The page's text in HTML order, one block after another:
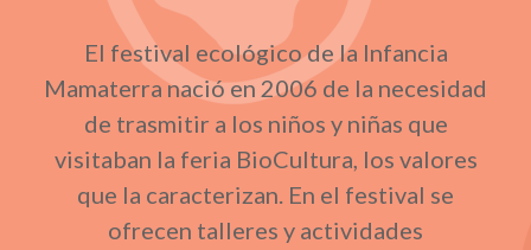
El festival ecológico de la Infancia
Mamaterra nació en 2006 de la necesidad
de trasmitir a los niños y niñas que
visitaban la feria BioCultura, los valores
que la caracterizan. En el festival se
ofrecen talleres y actividades